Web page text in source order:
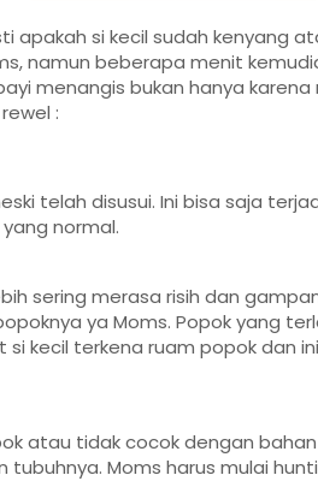
apakah si kecil sudah kenyang
namun beberapa menit
menangis bukan hanya karena
:
telah disusui. Ini bisa saja
normal.
sering merasa risih dan
ya Moms. Popok yang
kecil terkena ruam popok dan
atau tidak cocok dengan
Moms harus mulai